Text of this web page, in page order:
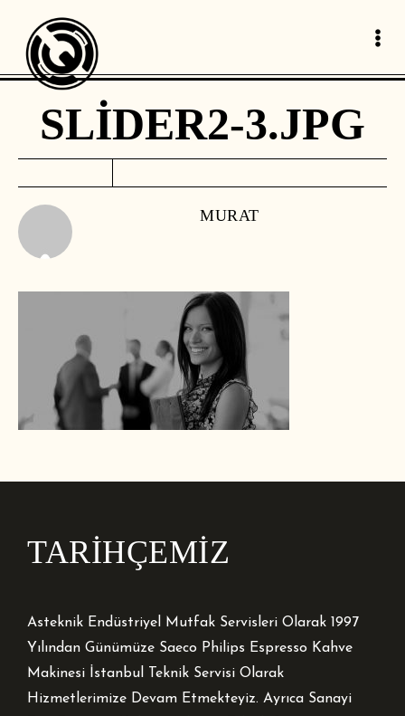
SLIDER2-3.JPG
MURAT
TARİHÇEMİZ
Asteknik Endüstriyel Mutfak Servisleri Olarak 1997
Yılından Günümüze Saeco Philips Espresso Kahve
Makinesi İstanbul Teknik Servisi Olarak
Hizmetlerimize Devam Etmekteyiz. Ayrıca Sanayi